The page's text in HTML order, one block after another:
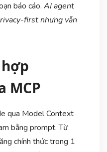
báo cáo. AI agent
first nhưng vẫn
MCP
qua Model Context
bằng prompt. Từ
chính thức trong 1